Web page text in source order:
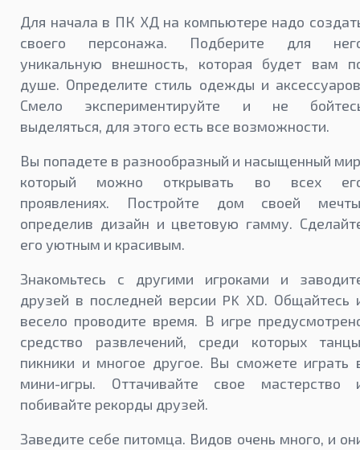
Для начала в ПК ХД на компьютере надо
своего персонажа. Подберите для
уникальную внешность, которая будет вам
душе. Определите стиль одежды и
Смело экспериментируйте и не
выделяться, для этого есть все возможности.
Вы попадете в разнообразный и насыщенный
который можно открывать во всех
проявлениях. Постройте дом своей
определив дизайн и цветовую гамму.
его уютным и красивым.
Знакомьтесь с другими игроками и
друзей в последней версии PK XD. Общайтесь
весело проводите время. В игре
средство развлечений, среди которых
пикники и многое другое. Вы сможете играть
мини-игры. Оттачивайте свое мастерство
побивайте рекорды друзей.
Заведите себе питомца. Видов очень много, и